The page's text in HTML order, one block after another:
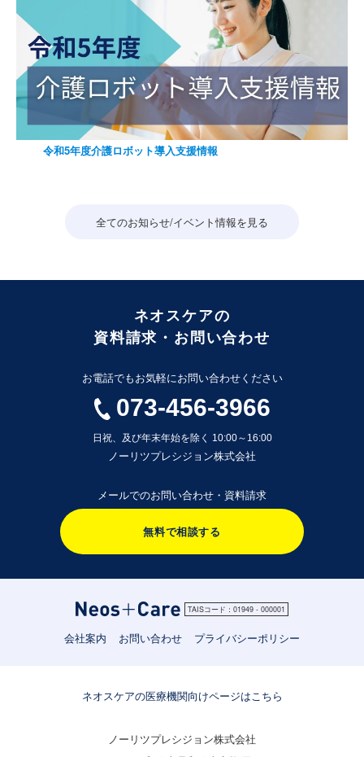
令和5年度介護ロボット導入支援情報
全てのお知らせ/イベント情報を見る
ネオスケアの
資料請求・お問い合わせ
お電話でもお気軽にお問い合わせください
073-456-3966
日祝、及び年末年始を除く 10:00～16:00
ノーリツプレシジョン株式会社
メールでのお問い合わせ・資料請求
無料で相談する
TAISコード：01949 - 000001
会社案内 お問い合わせ プライバシーポリシー
ネオスケアの医療機関向けページはこちら
ノーリツプレシジョン株式会社